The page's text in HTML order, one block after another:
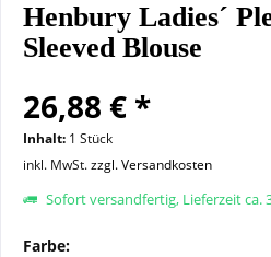
Henbury Ladies´
Sleeved Blouse
26,88 € *
Inhalt: 1 Stück
inkl. MwSt.zzgl. Versandkosten
Sofort versandfertig, Lieferzeit ca.
Farbe: